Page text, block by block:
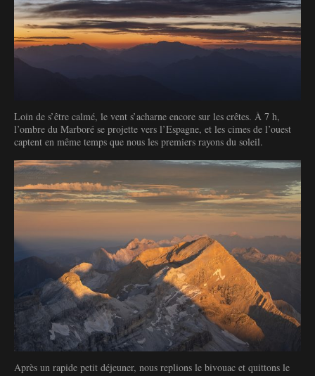
Loin de s’être calmé, le vent s’acharne encore sur les crêtes. À 7 h,
l’ombre du Marboré se projette vers l’Espagne, et les cimes de l’ouest
captent en même temps que nous les premiers rayons du soleil.
Après un rapide petit déjeuner, nous replions le bivouac et quittons le